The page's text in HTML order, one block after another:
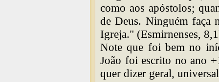
como aos apóstolos;
de Deus. Ninguém faça
Igreja." (Esmirnenses,
Note que foi bem no
João foi escrito no ano
quer dizer geral,